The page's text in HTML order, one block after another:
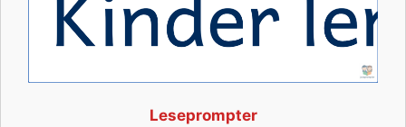
Leseprompter